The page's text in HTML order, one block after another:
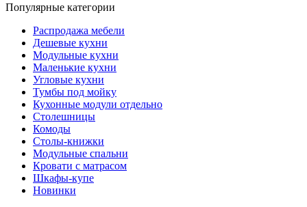
Популярные категории
Распродажа мебели
Дешевые кухни
Модульные кухни
Маленькие кухни
Угловые кухни
Тумбы под мойку
Кухонные модули отдельно
Столешницы
Комоды
Столы-книжки
Модульные спальни
Кровати с матрасом
Шкафы-купе
Новинки